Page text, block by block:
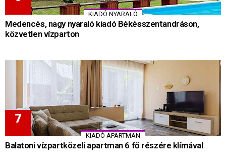
KIADÓ NYARALÓ
Medencés, nagy nyaraló kiadó Békésszentandráson,
közvetlen vízparton
KIADÓ APARTMAN
Balatoni vízpartközeli apartman 6 fő részére klímával